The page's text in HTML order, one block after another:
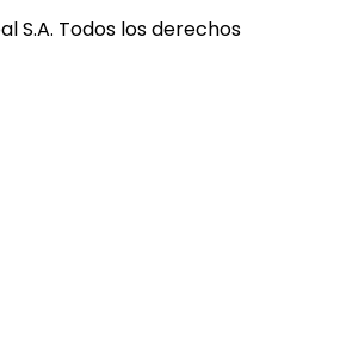
S.A. Todos los derechos